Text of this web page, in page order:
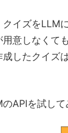
イズをLLM
意しなくて
したクイズ
APIを試して